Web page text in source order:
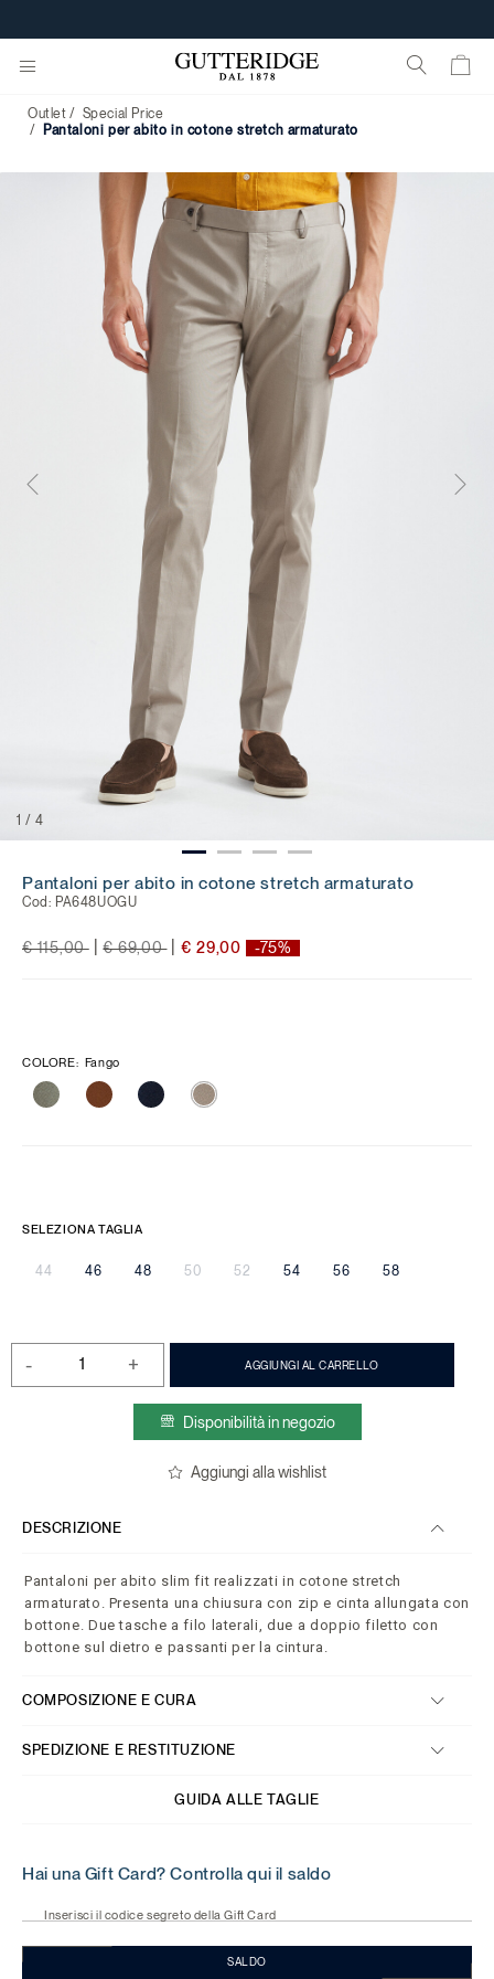
Outlet
Special Price
pantaloni per abito in cotone stretch armaturato
1 /4
Pantaloni per abito in cotone stretch armaturato
Cod: PA648UOGU
Price reduced from
€ 115,00 toPrice reduced from
€ 69,00 to € 29,00 -75%
COLORE: Fango
SELEZIONA TAGLIA
44 46 48 50 52 54 56 58
- + AGGIUNGI AL CARRELLO
Disponibilità in negozio
Aggiungi alla wishlist
DESCRIZIONE
Pantaloni per abito slim fit realizzati in cotone stretch
armaturato. Presenta una chiusura con zip e cinta allungata con
bottone. Due tasche a filo laterali, due a doppio filetto con
bottone sul dietro e passanti per la cintura.
COMPOSIZIONE E CURA
SPEDIZIONE E RESTITUZIONE
GUIDA ALLE TAGLIE
Hai una Gift Card? Controlla qui il saldo
Inserisci il codice segreto della Gift Card
SALDO